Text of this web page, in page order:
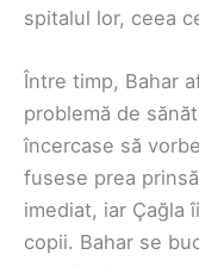
spitalul lor, ceea
Între timp, Bahar
problemă de
încercase să
fusese prea
imediat, iar Çağla
copii. Bahar se